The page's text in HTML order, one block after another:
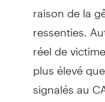
raison de la
ressenties.
réel de
plus élevé
signalés au